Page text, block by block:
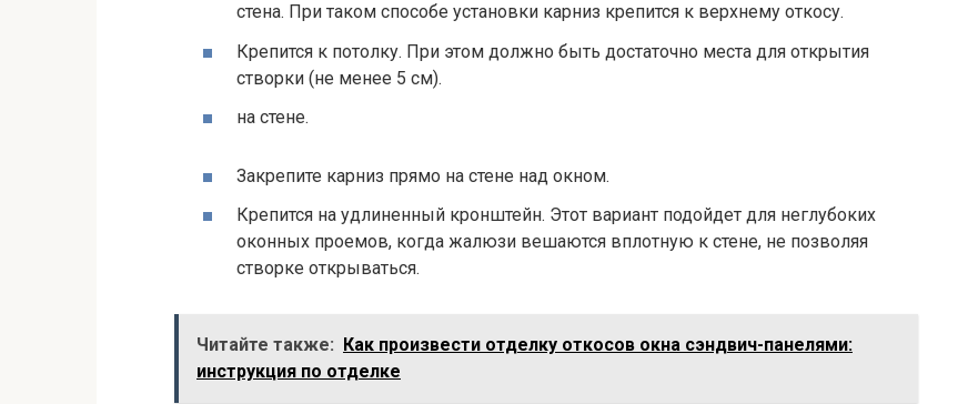
стена. При таком способе установки карниз крепится к верхнему откосу.
Крепится к потолку. При этом должно быть достаточно места для открытия
створки (не менее 5 см).
на стене.
Закрепите карниз прямо на стене над окном.
Крепится на удлиненный кронштейн. Этот вариант подойдет для неглубоких
оконных проемов, когда жалюзи вешаются вплотную к стене, не позволяя
створке открываться.
Читайте также: Как произвести отделку откосов окна сэндвич-панелями:
инструкция по отделке